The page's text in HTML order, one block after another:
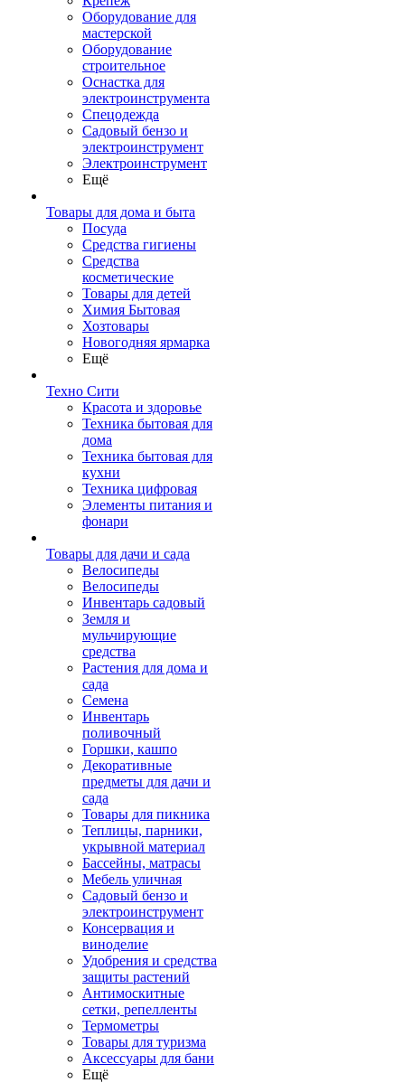
Оборудование для
мастерской
Оборудование
строительное
Оснастка для
электроинструмента
Спецодежда
Садовый бензо и
электроинструмент
Электроинструмент
Ещё
Товары для дома и быта
Посуда
Средства гигиены
Средства
косметические
Товары для детей
Химия Бытовая
Хозтовары
Новогодняя ярмарка
Ещё
Техно Сити
Красота и здоровье
Техника бытовая для
дома
Техника бытовая для
кухни
Техника цифровая
Элементы питания и
фонари
Товары для дачи и сада
Велосипеды
Велосипеды
Инвентарь садовый
Земля и
мульчирующие
средства
Растения для дома и
сада
Семена
Инвентарь
поливочный
Горшки, кашпо
Декоративные
предметы для дачи и
сада
Товары для пикника
Теплицы, парники,
укрывной материал
Бассейны, матрасы
Мебель уличная
Садовый бензо и
электроинструмент
Консервация и
виноделие
Удобрения и средства
защиты растений
Антимоскитные
сетки, репелленты
Термометры
Товары для туризма
Аксессуары для бани
Ещё